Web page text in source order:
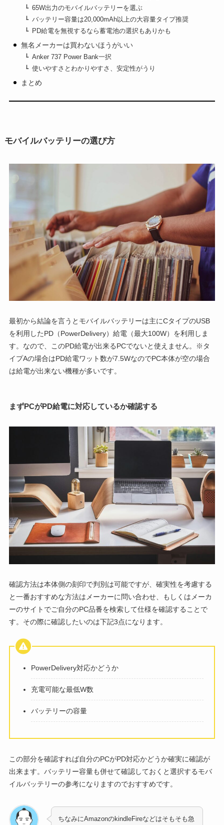
65W出力のモバイルバッテリーを選ぶ
バッテリー容量は20,000mAh以上の大容量タイプ推奨
PD給電を無視するなら蓄電池の選択もありかも
無名メーカーは買わないほうがいい
Anker 737 Power Bank一択
使いやすさとわかりやすさ、安定性がうり
まとめ
モバイルバッテリーの選び方
最初から結論を言うとモバイルバッテリーは主にCタイプのUSB
を利用したPD（PowerDelivery）給電（最大100W）を利用しま
す。なので、このPD給電が出来るPCでないと使えません。※タ
イプAの場合はPD給電ワット数が7.5WなのでPC本体が空の場合
は給電が出来ない機種が多いです。
まずPCがPD給電に対応しているか確認する
確認方法は本体側の刻印で判別は可能ですが、確実性を考慮する
と一番おすすめな方法はメーカーに問い合わせ、もしくはメーカ
ーのサイトでご自分のPC品番を検索して仕様を確認することで
す。その際に確認したいのは下記3点になります。
PowerDelivery対応かどうか
充電可能な最低W数
バッテリーの容量
この部分を確認すれば自分のPCがPD対応かどうか確実に確認が
出来ます。バッテリー容量も併せて確認しておくと選択するモバ
イルバッテリーの参考になりますのでおすすめです。
ちなみにAmazonのkindleFireなどはそもそも急